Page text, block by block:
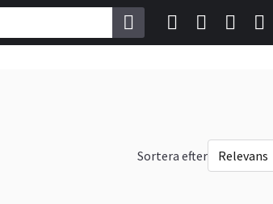
Sortera efter Relevans